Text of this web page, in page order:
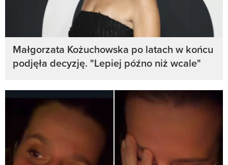
Małgorzata Kożuchowska po latach w końcu
podjęła decyzję. "Lepiej późno niż wcale"